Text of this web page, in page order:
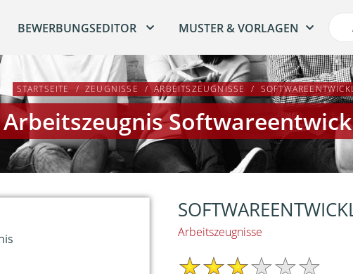
BEWERBUNGSEDITOR MUSTER & VORLAGEN
STARTSEITE ZEUGNISSE ARBEITSZEUGNISSE
Arbeitszeugnis
Arbeitszeugnisse